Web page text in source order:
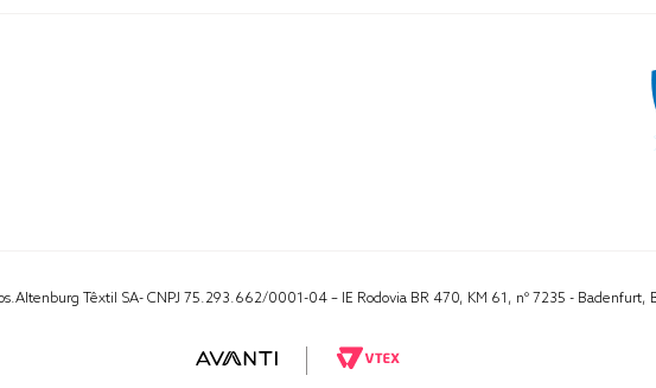
Têxtil SA- CNPJ 75.293.662/0001-04 – IE Rodovia BR 470, KM 61, nº 7235 -